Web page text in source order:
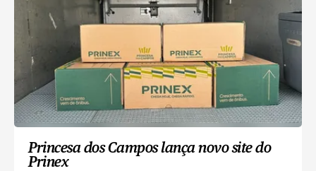
Princesa dos Campos lança novo site do
Prinex